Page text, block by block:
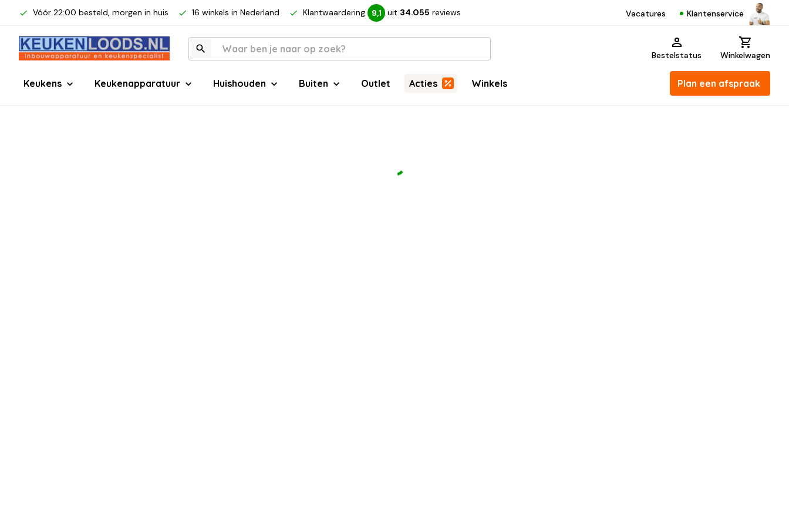
Vóór 22:00 besteld, morgen in huis 16 winkels in Nederland Klantwaardering 9,1 uit 34.055 reviews Vacatures Klantenservice
Bestelstatus Winkelwagen
Keukens Keukenapparatuur Huishouden Buiten Outlet Acties Winkels Plan een afspraak